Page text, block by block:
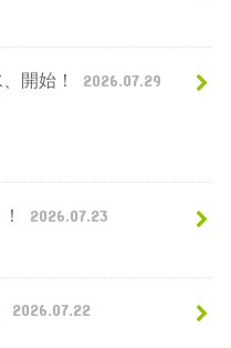
開始！ 2026.07.29
2026.07.23
2026.07.22